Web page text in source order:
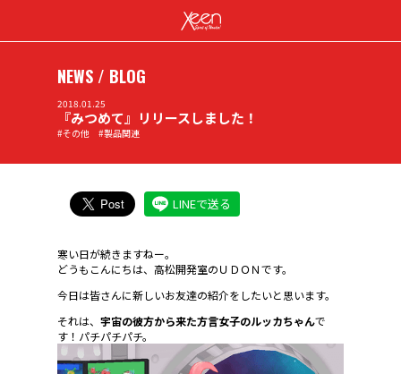
NEWS / BLOG
2018.01.25
『みつめて』リリースしました！
#その他 #製品関連
LINEで送る
寒い日が続きますねー。
どうもこんにちは、高松開発室のＵＤＯＮです。
今日は皆さんに新しいお友達の紹介をしたいと思います。
それは、 宇宙の彼方から来た方言女子のルッカちゃんで
す！パチパチパチ。